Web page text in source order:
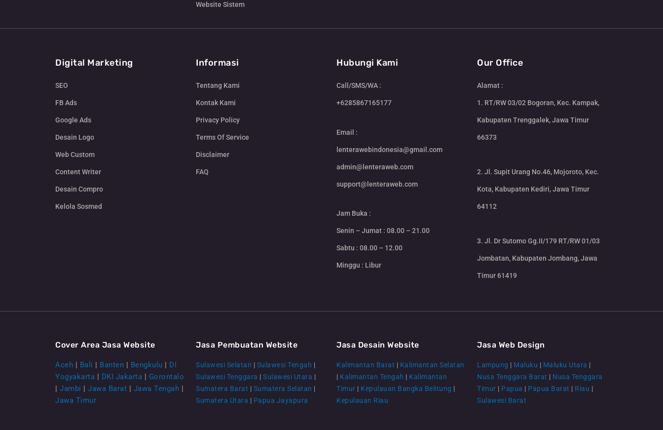
Website Sistem
Digital Marketing
SEO
FB Ads
Google Ads
Desain Logo
Web Custom
Content Writer
Desain Compro
Kelola Sosmed
Informasi
Tentang Kami
Kontak Kami
Privacy Policy
Terms Of Service
Disclaimer
FAQ
Hubungi Kami
Call/SMS/WA :
+6285867165177
Email :
lenterawebindonesia@gmail.com
admin@lenteraweb.com
support@lenteraweb.com
Jam Buka :
Senin – Jumat : 08.00 – 21.00
Sabtu : 08.00 – 12.00
Minggu : Libur
Our Office
Alamat :
1. RT/RW 03/02 Bogoran, Kec. Kampak,
Kabupaten Trenggalek, Jawa Timur
66373
2. Jl. Supit Urang No.46, Mojoroto, Kec.
Kota, Kabupaten Kediri, Jawa Timur
64112
3. Jl. Dr Sutomo Gg.II/179 RT/RW 01/03
Jombatan, Kabupaten Jombang, Jawa
Timur 61419
Cover Area Jasa Website
Aceh | Bali | Banten | Bengkulu | DI
Yogyakarta | DKI Jakarta | Gorontalo
| Jambi | Jawa Barat | Jawa Tengah |
Jawa Timur
Jasa Pembuatan Website
Sulawesi Selatan | Sulawesi Tengah |
Sulawesi Tenggara | Sulawesi Utara |
Sumatera Barat | Sumatera Selatan |
Sumatera Utara | Papua Jayapura
Jasa Desain Website
Kalimantan Barat | Kalimantan Selatan
| Kalimantan Tengah | Kalimantan
Timur | Kepulauan Bangka Belitung |
Kepulauan Riau
Jasa Web Design
Lampung | Maluku | Maluku Utara |
Nusa Tenggara Barat | Nusa Tenggara
Timur | Papua | Papua Barat | Riau |
Sulawesi Barat